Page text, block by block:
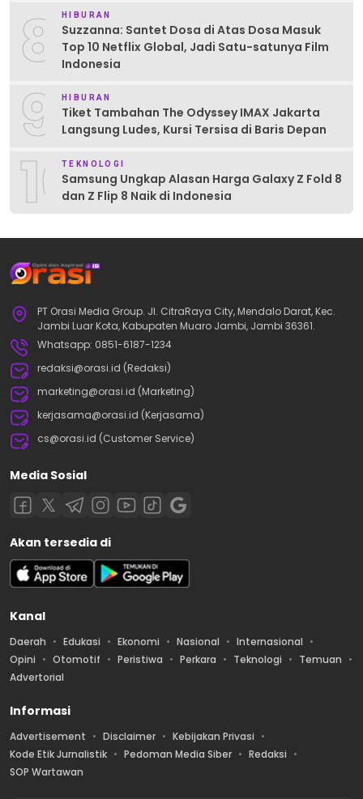
8 HIBURAN
Suzzanna: Santet Dosa di Atas Dosa Masuk
Top 10 Netflix Global, Jadi Satu-satunya Film
Indonesia
9 HIBURAN
Tiket Tambahan The Odyssey IMAX Jakarta
Langsung Ludes, Kursi Tersisa di Baris Depan
10TEKNOLOGI
Samsung Ungkap Alasan Harga Galaxy Z Fold 8
dan Z Flip 8 Naik di Indonesia
PT Orasi Media Group. Jl. CitraRaya City, Mendalo Darat, Kec.
Jambi Luar Kota, Kabupaten Muaro Jambi, Jambi 36361.
Whatsapp: 0851-6187-1234
redaksi@orasi.id (Redaksi)
marketing@orasi.id (Marketing)
kerjasama@orasi.id (Kerjasama)
cs@orasi.id (Customer Service)
Media Sosial
Akan tersedia di
Kanal
Daerah Edukasi Ekonomi Nasional
Internasional
Opini
Otomotif Peristiwa Perkara Teknologi
Temuan
Advertorial
Informasi
Advertisement Disclaimer
Kebijakan Privasi
Kode Etik Jurnalistik
Pedoman Media Siber
Redaksi
SOP Wartawan